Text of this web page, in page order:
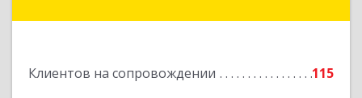
Клиентов на сопровождении 115
Подробнее